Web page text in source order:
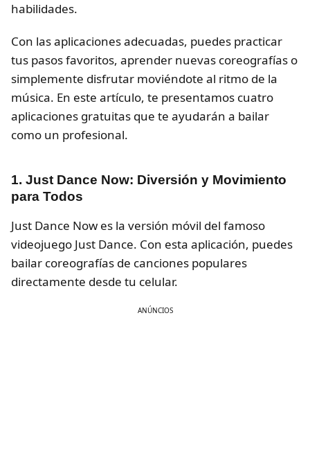
habilidades.
Con las aplicaciones adecuadas, puedes practicar
tus pasos favoritos, aprender nuevas coreografías o
simplemente disfrutar moviéndote al ritmo de la
música. En este artículo, te presentamos cuatro
aplicaciones gratuitas que te ayudarán a bailar
como un profesional.
1. Just Dance Now: Diversión y Movimiento
para Todos
Just Dance Now es la versión móvil del famoso
videojuego Just Dance. Con esta aplicación, puedes
bailar coreografías de canciones populares
directamente desde tu celular.
ANÚNCIOS